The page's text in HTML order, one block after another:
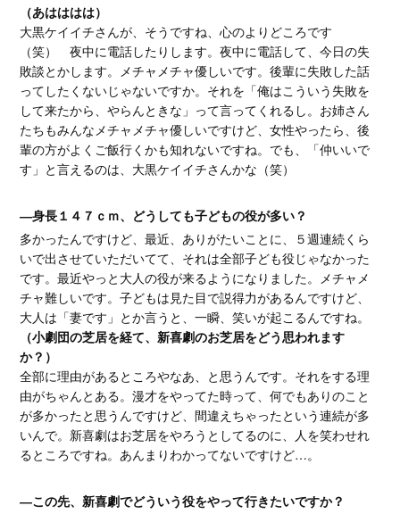
（あはははは）
大黒ケイイチさんが、そうですね、心のよりどころです
（笑） 夜中に電話したりします。夜中に電話して、今日の失
敗談とかします。メチャメチャ優しいです。後輩に失敗した話
ってしたくないじゃないですか。それを「俺はこういう失敗を
して来たから、やらんときな」って言ってくれるし。お姉さん
たちもみんなメチャメチャ優しいですけど、女性やったら、後
輩の方がよくご飯行くかも知れないですね。でも、「仲いいで
す」と言えるのは、大黒ケイイチさんかな（笑）
―身長１４７ｃｍ、どうしても子どもの役が多い？
多かったんですけど、最近、ありがたいことに、５週連続くら
いで出させていただいてて、それは全部子ども役じゃなかった
です。最近やっと大人の役が来るようになりました。メチャメ
チャ難しいです。子どもは見た目で説得力があるんですけど、
大人は「妻です」とか言うと、一瞬、笑いが起こるんですね。
（小劇団の芝居を経て、新喜劇のお芝居をどう思われます
か？）
全部に理由があるところやなあ、と思うんです。それをする理
由がちゃんとある。漫才をやってた時って、何でもありのこと
が多かったと思うんですけど、間違えちゃったという連続が多
いんで。新喜劇はお芝居をやろうとしてるのに、人を笑わせれ
るところですね。あんまりわかってないですけど…。
―この先、新喜劇でどういう役をやって行きたいですか？